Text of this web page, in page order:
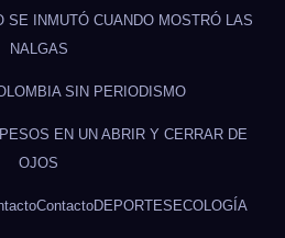
SE INMUTÓ CUANDO MOSTRÓ LAS
NALGAS
SIN PERIODISMO
EN UN ABRIR Y CERRAR DE
OJOS
ContactoDEPORTESECOLOGÍA